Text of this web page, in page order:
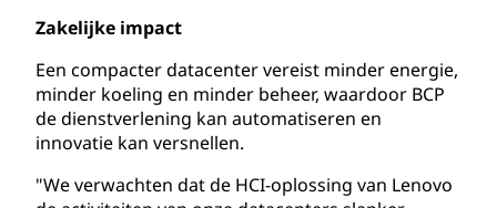
Zakelijke impact
Een compacter datacenter vereist minder energie,
minder koeling en minder beheer, waardoor BCP
de dienstverlening kan automatiseren en
innovatie kan versnellen.
"We verwachten dat de HCI-oplossing van Lenovo